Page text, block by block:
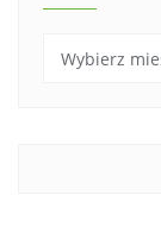
Archiwa